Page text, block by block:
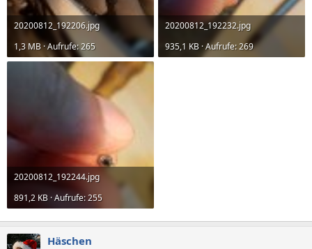
20200812_192206.jpg
1,3 MB · Aufrufe: 265
20200812_192232.jpg
935,1 KB · Aufrufe: 269
20200812_192244.jpg
891,2 KB · Aufrufe: 255
Häschen